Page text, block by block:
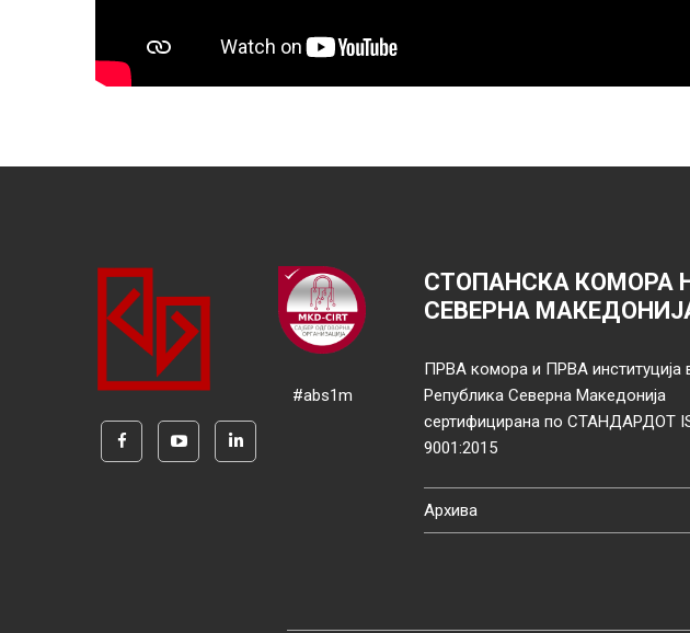
#abs1m
СТОПАНСКА КОМОРА
СЕВЕРНА
ПРВА комора и ПРВА институција
Република Северна Македонија
сертифицирана по СТАНДАРДОТ
9001:2015
Архива